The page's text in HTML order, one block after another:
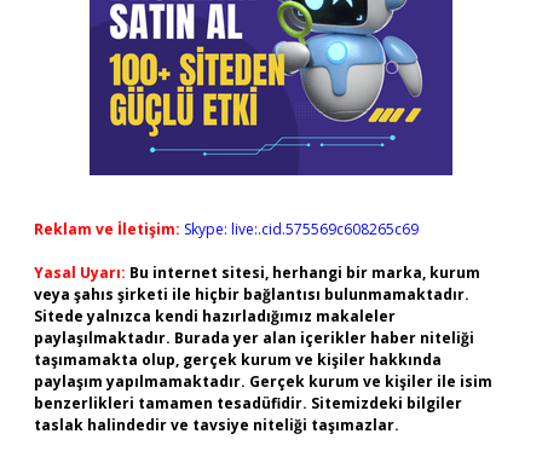
Reklam ve İletişim: Skype: live:.cid.575569c608265c69
Yasal Uyarı: Bu internet sitesi, herhangi bir marka, kurum
veya şahıs şirketi ile hiçbir bağlantısı bulunmamaktadır.
Sitede yalnızca kendi hazırladığımız makaleler
paylaşılmaktadır. Burada yer alan içerikler haber niteliği
taşımamakta olup, gerçek kurum ve kişiler hakkında
paylaşım yapılmamaktadır. Gerçek kurum ve kişiler ile isim
benzerlikleri tamamen tesadüfidir. Sitemizdeki bilgiler
taslak halindedir ve tavsiye niteliği taşımazlar.